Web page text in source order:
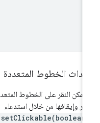
الخطوط المتعددة
يمكن النقر على الخطوط المتعددة
وإيقافها من خلال استدعاء